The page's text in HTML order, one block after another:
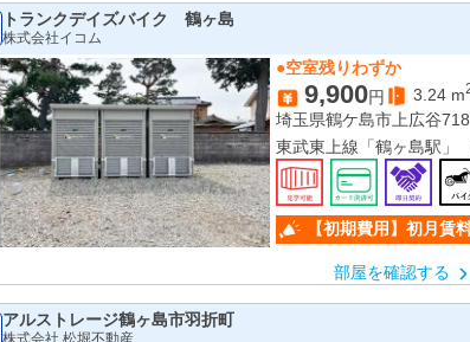
トランクデイズバイク 鶴ヶ島
株式会社イコム
●空室残りわずか
9,900円 3.24 m
埼玉県鶴ケ島市上広谷718
東武東上線「鶴ヶ島駅
【初期費用】初月賃
部屋を確認する
アルストレージ鶴ヶ島市羽折町
株式会社 松堀不動産